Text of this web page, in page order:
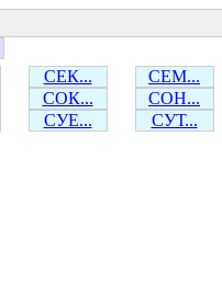
СЕК... СЕМ...
СОК... СОН...
СУЕ... СУТ...